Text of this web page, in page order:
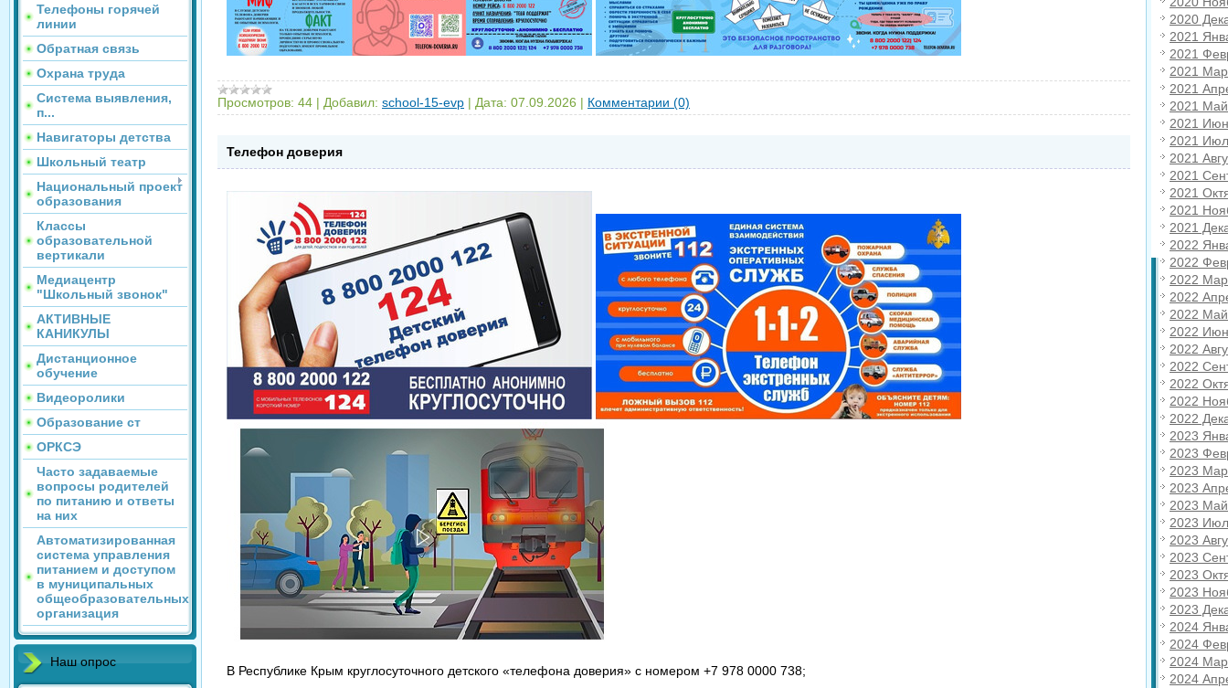
Телефоны горячей
линии
Обратная связь
Охрана труда
Система выявления,
п...
Навигаторы детства
Школьный театр
Национальный проект
образования
Классы
образовательной
вертикали
Медиацентр
"Школьный звонок"
АКТИВНЫЕ
КАНИКУЛЫ
Дистанционное
обучение
Видеоролики
Образование ст
ОРКСЭ
Часто задаваемые
вопросы родителей
по питанию и ответы
на них
Автоматизированная
система управления
питанием и доступом
в муниципальных
общеобразовательных
организация
Наш опрос
Просмотров: 44 | Добавил: school-15-evp | Дата: 07.09.2026 | Комментарии (0)
Телефон доверия
В Республике Крым круглосуточного детского «телефона доверия» с номером +7 978 0000 738;
2020
2021
2021
2021
2021
2021 Май
2021
2021
2021
2021
2021
2021
2021
2022
2022
2022
2022
2022 Май
2022
2022
2022
2022
2022
2022
2023
2023
2023
2023
2023 Май
2023
2023
2023
2023
2023
2023
2024
2024
2024
2024